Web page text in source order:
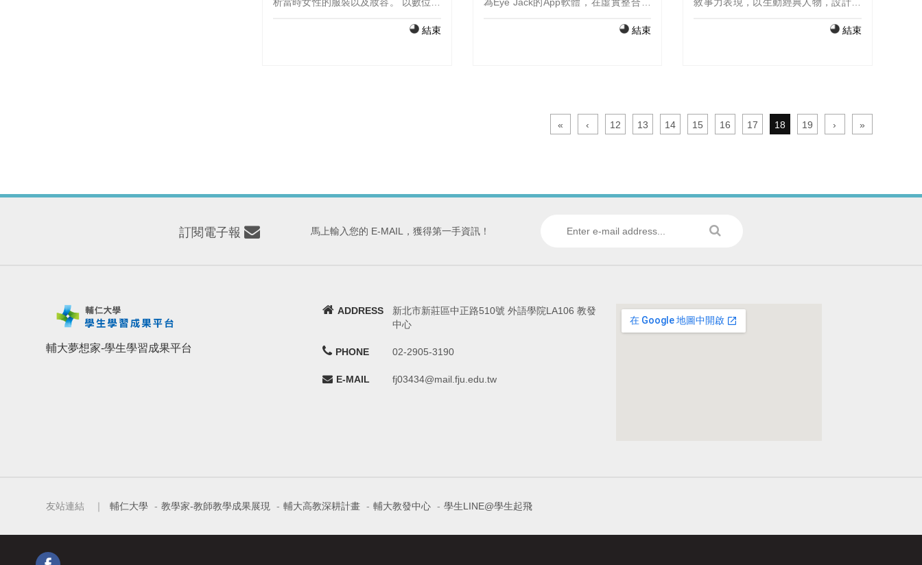
ＥＪＡＣＫ軟體，結合ＡＲ科技，提供
結束
現於大眾面前。 YouTube影片連結：
結束
軟體，虛實整合的沉浸式體驗，遊藝人
連結： https://youtube.com/shorts/h4-
ZV-8K3N0?feature=share
結束
« ‹ 12 13 14 15 16 17 18 19 › »
訂閱電子報 馬上輸入您的 E-MAIL，獲得第一手資訊！
輔大夢想家-學生學習成果平台
ADDRESS
新北市新莊區中正路510號 外語學院LA106 教發
中心
PHONE 02-2905-3190
E-MAIL fj03434@mail.fju.edu.tw
友站連結 ｜ 輔仁大學 - 教學家-教師教學成果展現 - 輔大高教深耕計畫 - 輔大教發中心 - 學生LINE@學生起飛